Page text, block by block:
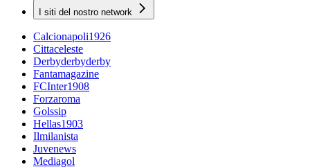
I siti del nostro network
Calcionapoli1926
Cittaceleste
Derbyderbyderby
Fantamagazine
FCInter1908
Forzaroma
Golssip
Hellas1903
Ilmilanista
Juvenews
Mediagol